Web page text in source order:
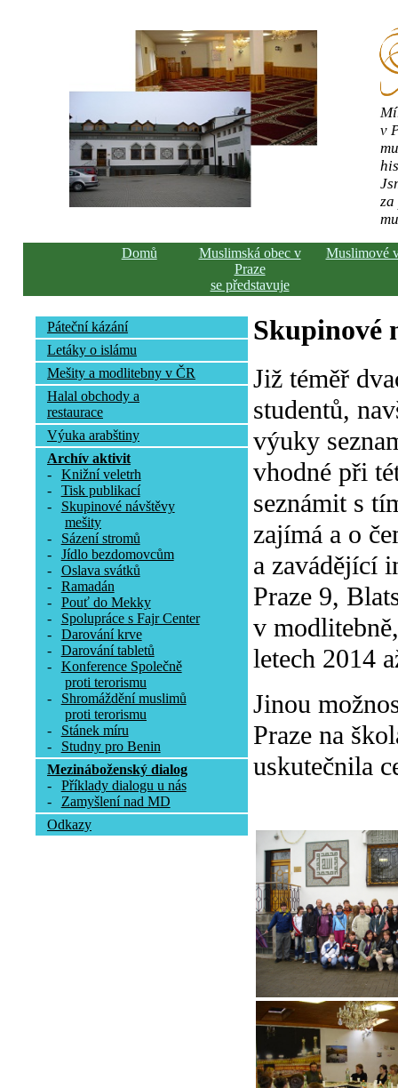
v
Domů
Muslimská obec v
Praze
se představuje
Muslimové
Páteční kázání
Letáky o islámu
Mešity a modlitebny v ČR
Halal obchody a
restaurace
Výuka arabštiny
Archív aktivit
-
Knižní veletrh
-
Tisk publikací
-
Skupinové návštěvy
mešity
-
Sázení stromů
-
Jídlo bezdomovcům
-
Oslava svátků
-
Ramadán
-
Pouť do Mekky
-
Spolupráce s Fajr Center
-
Darování krve
-
Darování tabletů
-
Konference Společně
proti terorismu
-
Shromáždění muslimů
proti terorismu
-
Stánek míru
-
Studny pro Benin
Mezináboženský dialog
-
Příklady dialogu u nás
-
Zamyšlení nad MD
Odkazy
Skupinové
Již téměř
studentů,
výuky
vhodné při
seznámit s
zajímá a o
a zavádějící
Praze 9,
v
letech 2014
Jinou
Praze na
uskutečnila